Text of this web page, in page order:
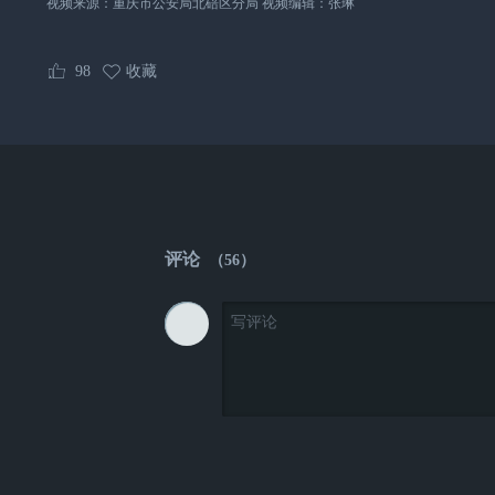
视频来源：重庆市公安局北碚区分局 视频编辑：张琳
98 收藏
评论 （56）